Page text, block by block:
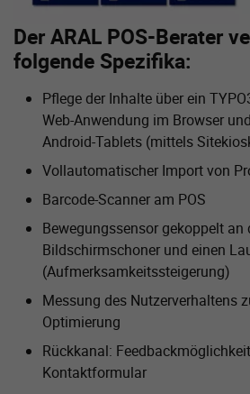
Der ARAL POS-Berater
folgende Spezifika:
Pflege der Inhalte über ein
Web-Anwendung im Browser
Android-Tablets (mittels
Vollautomatischer Import von
Barcode-Scanner am POS
Bewegungssensor gekoppelt an
Bildschirmschoner und einen
(Aufmerksamkeitssteigerung)
Messung des Nutzerverhaltens
Optimierung
Rückkanal:
Kontaktformular